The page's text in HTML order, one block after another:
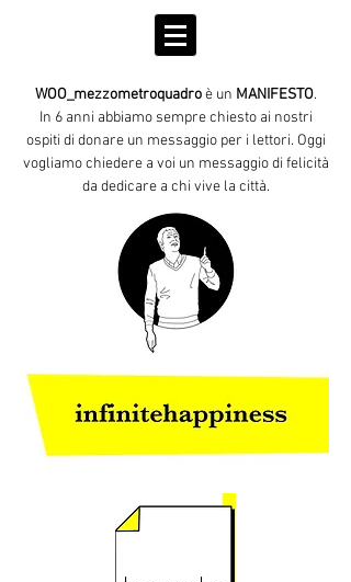
WOO_mezzometroquadroè un MANIFESTO.
In 6 anni abbiamo sempre chiesto ai nostri
ospiti di donare un messaggio per i lettori. Oggi
vogliamo chiedere a voi un messaggio di felicità
da dedicare a chi vive la città.